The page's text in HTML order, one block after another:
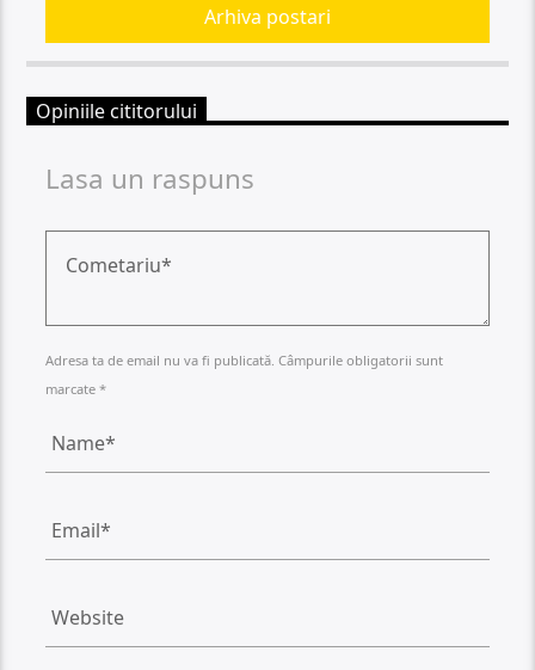
Arhiva postari
Opiniile cititorului
Lasa un raspuns
Adresa ta de email nu va fi publicată. Câmpurile obligatorii sunt
marcate *